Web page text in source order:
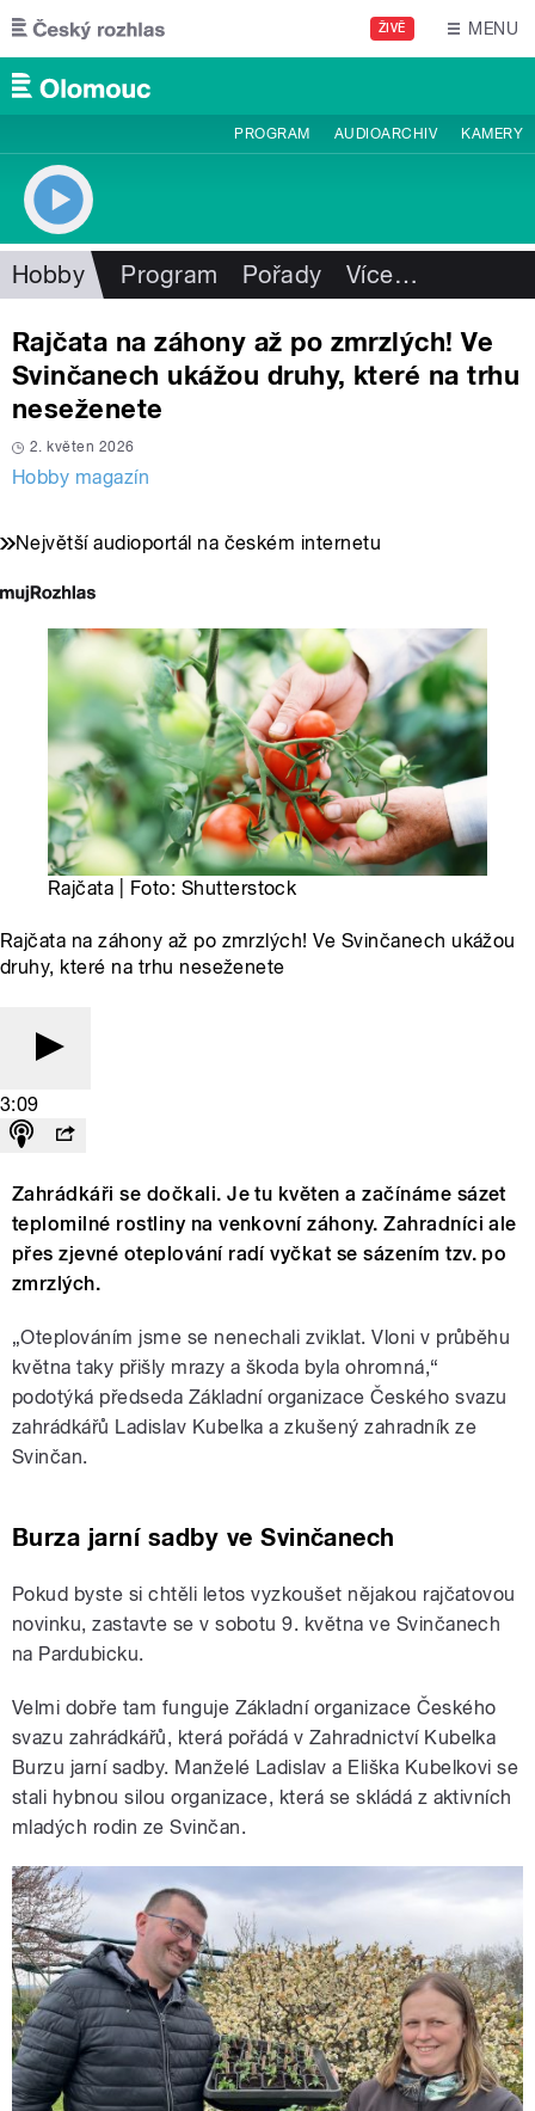
Přejít k hlavnímu obsahu
ŽIVĚ MENU
PROGRAM AUDIOARCHIV KAMERY
Hobby Program Pořady Více…
Rajčata na záhony až po zmrzlých! Ve
Svinčanech ukážou druhy, které na trhu
neseženete
2. květen 2026
Hobby magazín
Největší audioportál na českém internetu
Rajčata | Foto: Shutterstock
Rajčata na záhony až po zmrzlých! Ve Svinčanech ukážou
druhy, které na trhu neseženete
3:09
Zahrádkáři se dočkali. Je tu květen a začínáme sázet
teplomilné rostliny na venkovní záhony. Zahradníci ale
přes zjevné oteplování radí vyčkat se sázením tzv. po
zmrzlých.
„Oteplováním jsme se nenechali zviklat. Vloni v průběhu
května taky přišly mrazy a škoda byla ohromná,“
podotýká předseda Základní organizace Českého svazu
zahrádkářů Ladislav Kubelka a zkušený zahradník ze
Svinčan.
Burza jarní sadby ve Svinčanech
Pokud byste si chtěli letos vyzkoušet nějakou rajčatovou
novinku, zastavte se v sobotu 9. května ve Svinčanech
na Pardubicku.
Velmi dobře tam funguje Základní organizace Českého
svazu zahrádkářů, která pořádá v Zahradnictví Kubelka
Burzu jarní sadby. Manželé Ladislav a Eliška Kubelkovi se
stali hybnou silou organizace, která se skládá z aktivních
mladých rodin ze Svinčan.